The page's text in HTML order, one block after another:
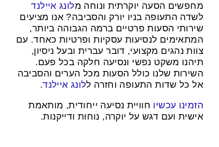
מחפשים הסעה יוקרתית ונוחה מלונג איילנד
לשדה התעופה בניו יורק והסביבה? אנו מציעים
שירותי הסעות פרטיים ברמה הגבוהה ביותר,
המתאימים לנסיעות עסקיות ופרטיות כאחד. עם
צוות נהגים מקצועי, דובר עברית ובעל ניסיון,
תיהנו משקט נפשי ונסיעה חלקה בכל פעם.
השירות שלנו כולל הסעות מכל הערים והסביבה
אל כל שדות התעופה וחזרה ללונג איילנד.
הזמינו עכשיו חוויית נסיעה ייחודית, מותאמת
אישית ועם דגש על יוקרה, נוחות ודייקנות.